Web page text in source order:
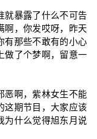
就暴露了什么不可告
啊，你发哎呀，昨天
有那些不敢有的小心
做了个梦啊，留意一
恶啊，紫林女生不能
这期节目，大家应该
为什么觉得旭东月说